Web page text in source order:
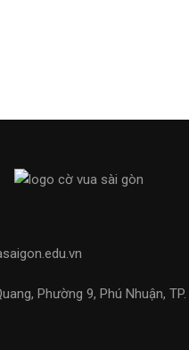
Phường 9, Phú Nhuận, TP.